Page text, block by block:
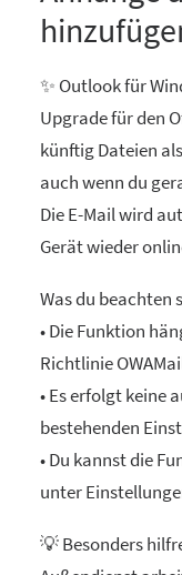
✨ Outlook für
Upgrade für den
künftig Dateien
auch wenn du
Die E-Mail wird
Gerät wieder
Was du beachten
• Die Funktion
Richtlinie
• Es erfolgt keine
bestehenden
• Du kannst die
unter
💡 Besonders